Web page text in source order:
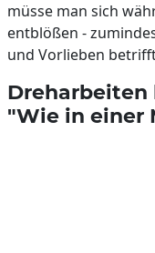
müsse man sich
entblößen -
und Vorlieben
Dreharbeiten
"Wie in einer